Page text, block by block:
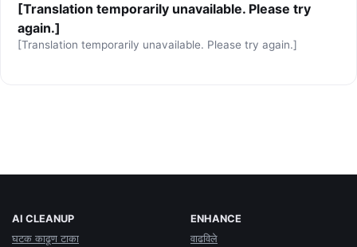
[Translation temporarily unavailable. Please try
again.]
[Translation temporarily unavailable. Please try again.]
AI CLEANUP
घटक काढूण टाका
ENHANCE
वाढविले